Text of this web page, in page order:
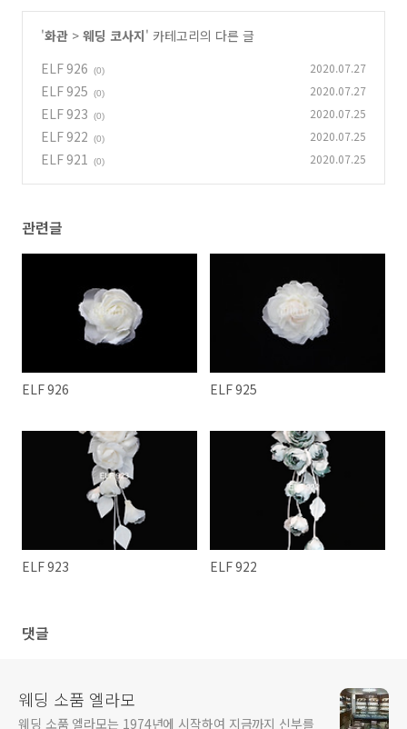
'화관 > 웨딩 코사지' 카테고리의 다른 글
ELF 926
(0) 2020.07.27
ELF 925 (0) 2020.07.27
ELF 923 (0) 2020.07.25
ELF 922 (0) 2020.07.25
ELF 921 (0) 2020.07.25
관련글
ELF 926 ELF 925
ELF 923 ELF 922
댓글
웨딩 소품 엘라모
웨딩 소품 엘라모는 1974년에 시작하여 지금까지 신부를